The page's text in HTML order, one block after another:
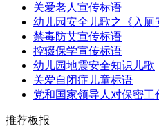
关爱老人宣传标语
幼儿园安全儿歌之《入厕
禁毒防艾宣传标语
控辍保学宣传标语
幼儿园地震安全知识儿歌
关爱自闭症儿童标语
党和国家领导人对保密工
推荐板报